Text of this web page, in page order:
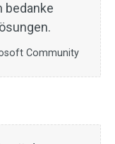
bedanke
Community